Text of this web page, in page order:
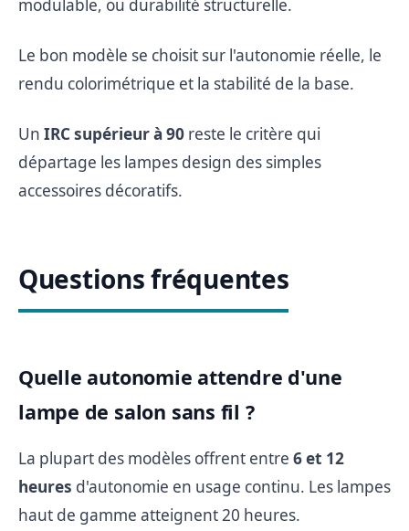
modulable, ou durabilité structurelle.
Le bon modèle se choisit sur l'autonomie réelle, le
rendu colorimétrique et la stabilité de la base.
Un IRC supérieur à 90 reste le critère qui
départage les lampes design des simples
accessoires décoratifs.
Questions fréquentes
Quelle autonomie attendre d'une
lampe de salon sans fil ?
La plupart des modèles offrent entre 6 et 12
heures d'autonomie en usage continu. Les lampes
haut de gamme atteignent 20 heures.